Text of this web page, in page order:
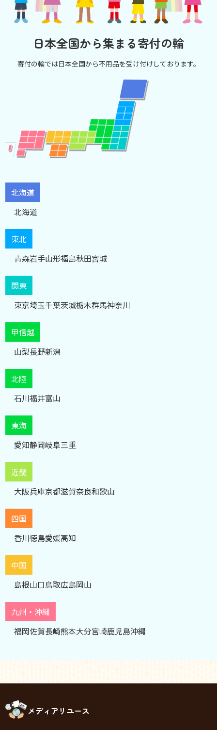
日本全国から集まる寄付の輪
寄付の輪では日本全国から不用品を受け付けしております。
北海道
北海道
東北
青森岩手山形福島秋田宮城
関東
東京埼玉千葉茨城栃木群馬神奈川
甲信越
山梨長野新潟
北陸
石川福井富山
東海
愛知静岡岐阜三重
近畿
大阪兵庫京都滋賀奈良和歌山
四国
香川徳島愛媛高知
中国
島根山口鳥取広島岡山
九州・沖縄
福岡佐賀長崎熊本大分宮崎鹿児島沖縄
メディアリユース